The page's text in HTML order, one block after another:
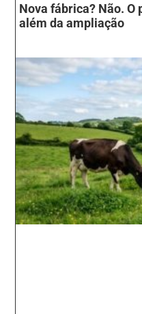
Nova fábrica? Não. O
além da ampliação